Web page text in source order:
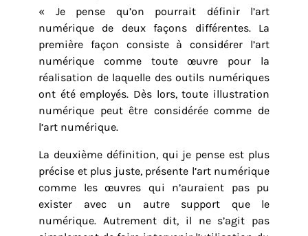
« Je pense qu’on pourrait définir l’art
numérique de deux façons différentes. La
première façon consiste à considérer l’art
numérique comme toute œuvre pour la
réalisation de laquelle des outils numériques
ont été employés. Dès lors, toute illustration
numérique peut être considérée comme de
l’art numérique.
La deuxième définition, qui je pense est plus
précise et plus juste, présente l’art numérique
comme les œuvres qui n’auraient pas pu
exister avec un autre support que le
numérique. Autrement dit, il ne s’agit pas